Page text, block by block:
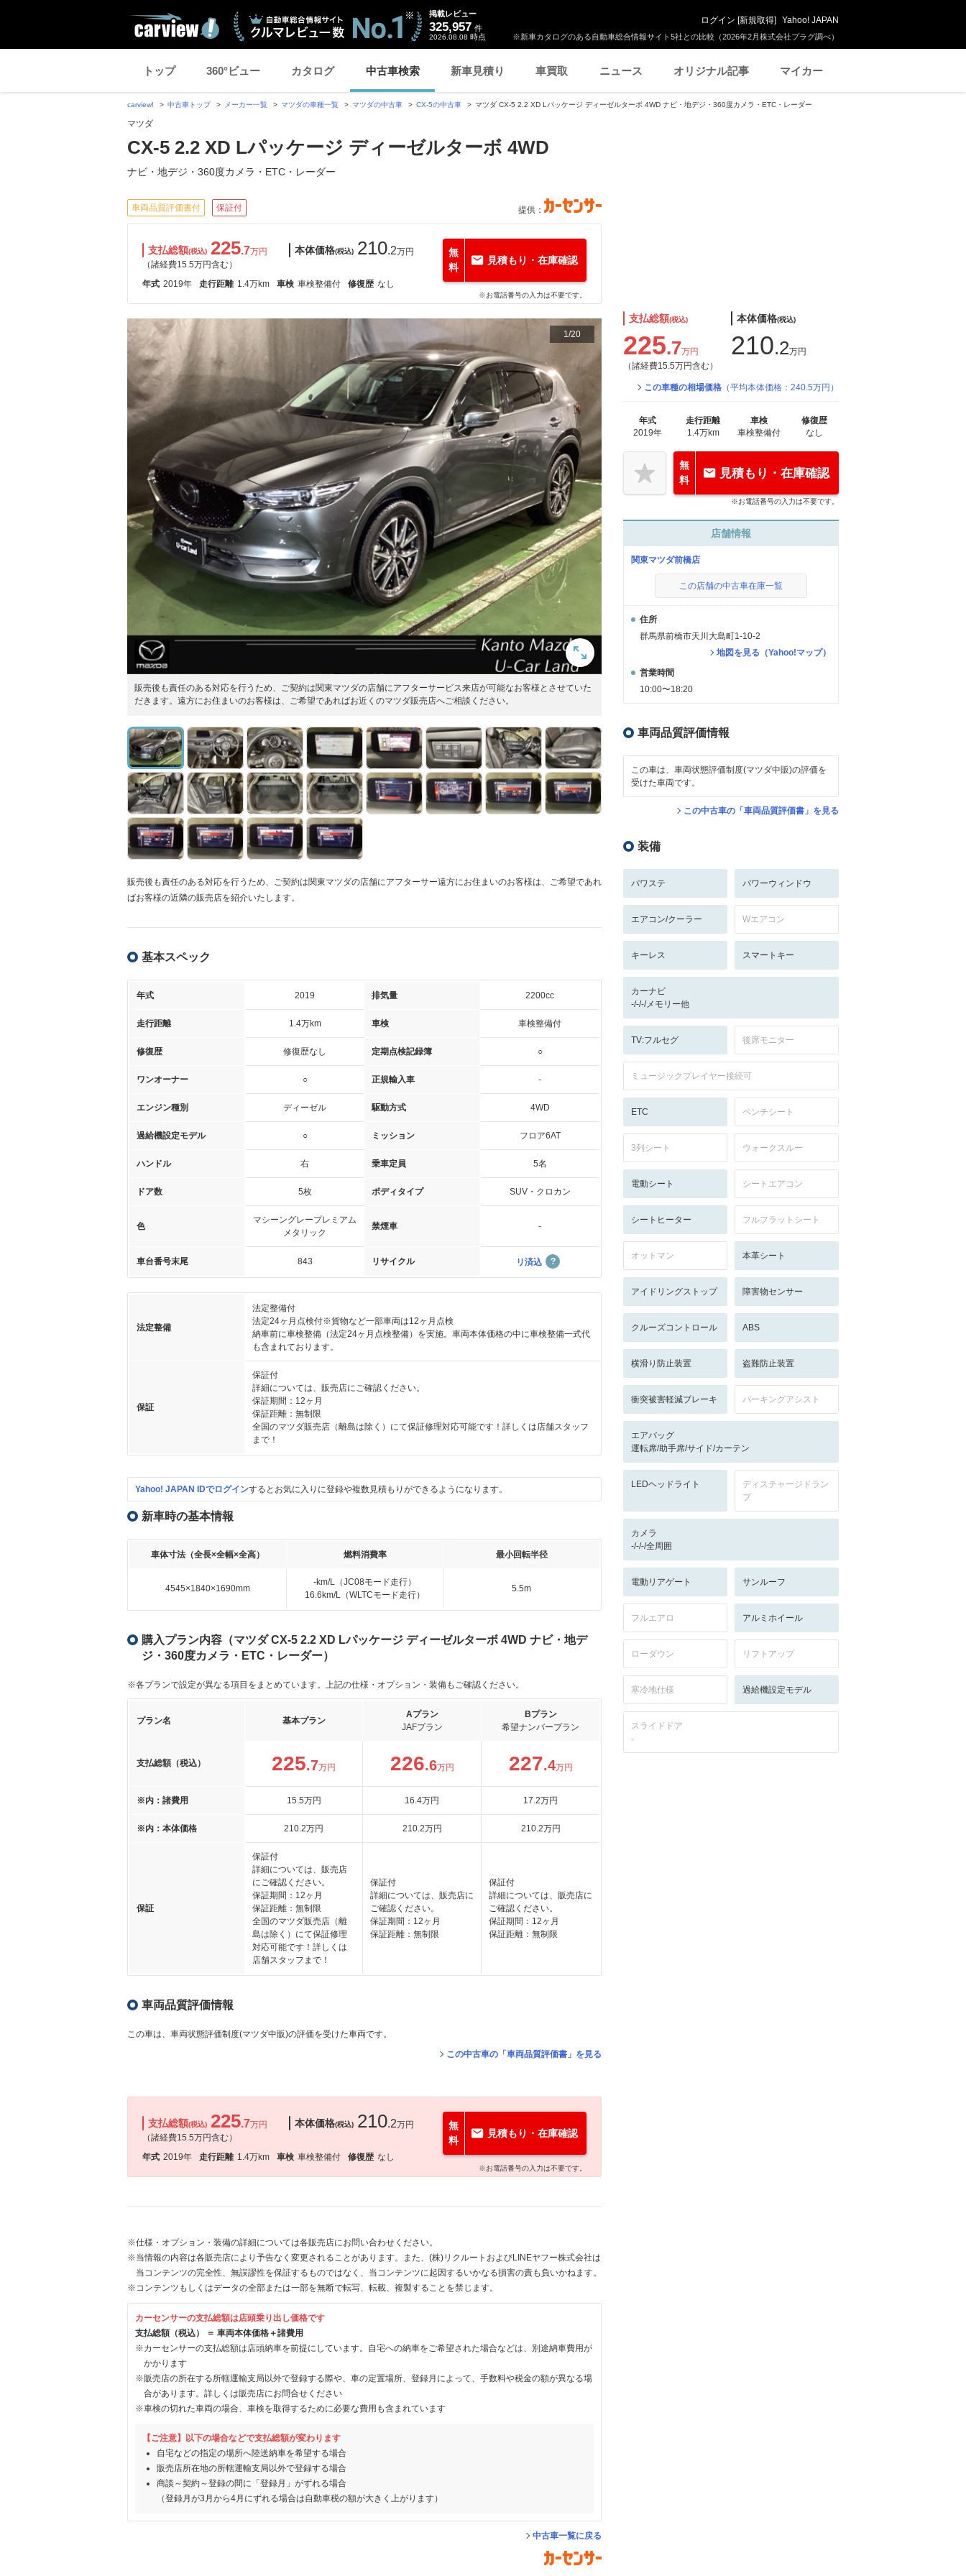
※新車カタログのある自動車総合情報サイト5社との比較（2026年2月株式会社プラグ調べ）
掲載レビュー
325,957 件
2026.08.08 時点
ログイン [新規取得] Yahoo! JAPAN
トップ 360°ビュー カタログ 中古車検索 新車見積り 車買取 ニュース オリジナル記事 マイカー
carview! 中古車トップ メーカー一覧 マツダの車種一覧 マツダの中古車 CX-5の中古車 マツダ CX-5 2.2 XD Lパッケージ ディーゼルターボ 4WD ナビ・地デジ・360度カメラ・ETC・レーダー
マツダ
CX-5 2.2 XD Lパッケージ ディーゼルターボ 4WD
ナビ・地デジ・360度カメラ・ETC・レーダー
車両品質評価書付 保証付 提供：
支払総額(税込) 225.7万円
（諸経費15.5万円含む）
本体価格(税込) 210.2万円
年式 2019年 走行距離 1.4万km 車検 車検整備付 修復歴 なし
無
料
見積もり・在庫確認
※お電話番号の入力は不要です。
1/20
販売後も責任のある対応を行うため、ご契約は関東マツダの店舗にアフターサービス来店が可能なお客様とさせていた
だきます。遠方にお住まいのお客様は、ご希望であればお近くのマツダ販売店へご相談ください。
販売後も責任のある対応を行うため、ご契約は関東マツダの店舗にアフターサー遠方にお住まいのお客様は、ご希望であれ
ばお客様の近隣の販売店を紹介いたします。
基本スペック
年式 2019 排気量 2200cc
走行距離 1.4万km 車検 車検整備付
修復歴 修復歴なし 定期点検記録簿 ○
ワンオーナー ○ 正規輸入車 -
エンジン種別 ディーゼル 駆動方式 4WD
過給機設定モデル ○ ミッション フロア6AT
ハンドル 右 乗車定員 5名
ドア数 5枚 ボディタイプ SUV・クロカン
色
マシーングレープレミアム
メタリック
禁煙車 -
車台番号末尾 843 リサイクル リ済込
法定整備
法定整備付
法定24ヶ月点検付※貨物など一部車両は12ヶ月点検
納車前に車検整備（法定24ヶ月点検整備）を実施。車両本体価格の中に車検整備一式代
も含まれております。
保証
保証付
詳細については、販売店にご確認ください。
保証期間：12ヶ月
保証距離：無制限
全国のマツダ販売店（離島は除く）にて保証修理対応可能です！詳しくは店舗スタッフ
まで！
Yahoo! JAPAN IDでログインするとお気に入りに登録や複数見積もりができるようになります。
新車時の基本情報
車体寸法（全長×全幅×全高） 燃料消費率 最小回転半径
4545×1840×1690mm
-km/L（JC08モード走行）
16.6km/L（WLTCモード走行）
5.5m
購入プラン内容（マツダ CX-5 2.2 XD Lパッケージ ディーゼルターボ 4WD ナビ・地デ
ジ・360度カメラ・ETC・レーダー）
※各プランで設定が異なる項目をまとめています。上記の仕様・オプション・装備もご確認ください。
プラン名 基本プラン
Aプラン
JAFプラン
Bプラン
希望ナンバープラン
支払総額（税込） 225.7万円 226.6万円 227.4万円
※内：諸費用 15.5万円 16.4万円 17.2万円
※内：本体価格 210.2万円 210.2万円 210.2万円
保証
保証付
詳細については、販売店
にご確認ください。
保証期間：12ヶ月
保証距離：無制限
全国のマツダ販売店（離
島は除く）にて保証修理
対応可能です！詳しくは
店舗スタッフまで！
保証付
詳細については、販売店に
ご確認ください。
保証期間：12ヶ月
保証距離：無制限
保証付
詳細については、販売店に
ご確認ください。
保証期間：12ヶ月
保証距離：無制限
車両品質評価情報
この車は、車両状態評価制度(マツダ中販)の評価を受けた車両です。
この中古車の「車両品質評価書」を見る
支払総額(税込) 225.7万円
（諸経費15.5万円含む）
本体価格(税込) 210.2万円
年式 2019年 走行距離 1.4万km 車検 車検整備付 修復歴 なし
無
料
見積もり・在庫確認
※お電話番号の入力は不要です。
※仕様・オプション・装備の詳細については各販売店にお問い合わせください。
※当情報の内容は各販売店により予告なく変更されることがあります。また、(株)リクルートおよびLINEヤフー株式会社は
当コンテンツの完全性、無誤謬性を保証するものではなく、当コンテンツに起因するいかなる損害の責も負いかねます。
※コンテンツもしくはデータの全部または一部を無断で転写、転載、複製することを禁じます。
カーセンサーの支払総額は店頭乗り出し価格です
支払総額（税込） ＝ 車両本体価格＋諸費用
※カーセンサーの支払総額は店頭納車を前提にしています。自宅への納車をご希望された場合などは、別途納車費用が
かかります
※販売店の所在する所轄運輸支局以外で登録する際や、車の定置場所、登録月によって、手数料や税金の額が異なる場
合があります。詳しくは販売店にお問合せください
※車検の切れた車両の場合、車検を取得するために必要な費用も含まれています
【ご注意】以下の場合などで支払総額が変わります
自宅などの指定の場所へ陸送納車を希望する場合
販売店所在地の所轄運輸支局以外で登録する場合
商談～契約～登録の間に「登録月」がずれる場合
（登録月が3月から4月にずれる場合は自動車税の額が大きく上がります）
中古車一覧に戻る
支払総額(税込)
225.7万円
（諸経費15.5万円含む）
本体価格(税込)
210.2万円
この車種の相場価格 （平均本体価格：240.5万円）
年式
2019年
走行距離
1.4万km
車検
車検整備付
修復歴
なし
無
料
見積もり・在庫確認
※お電話番号の入力は不要です。
店舗情報
関東マツダ前橋店
この店舗の中古車在庫一覧
住所
群馬県前橋市天川大島町1-10-2
地図を見る（Yahoo!マップ）
営業時間
10:00〜18:20
車両品質評価情報
この車は、車両状態評価制度(マツダ中販)の評価を
受けた車両です。
この中古車の「車両品質評価書」を見る
装備
パワステ パワーウィンドウ
エアコン/クーラー Wエアコン
キーレス スマートキー
カーナビ
-/-/-/メモリー他
TV:フルセグ 後席モニター
ミュージックプレイヤー接続可
ETC ベンチシート
3列シート ウォークスルー
電動シート シートエアコン
シートヒーター フルフラットシート
オットマン 本革シート
アイドリングストップ 障害物センサー
クルーズコントロール ABS
横滑り防止装置 盗難防止装置
衝突被害軽減ブレーキ パーキングアシスト
エアバッグ
運転席/助手席/サイド/カーテン
LEDヘッドライト
ディスチャージドラン
プ
カメラ
-/-/-/全周囲
電動リアゲート サンルーフ
フルエアロ アルミホイール
ローダウン リフトアップ
寒冷地仕様 過給機設定モデル
スライドドア
-